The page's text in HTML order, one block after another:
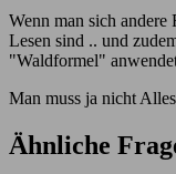
Wenn man sich andere
Lesen sind .. und
"Waldformel"
Man muss ja nicht
Ähnliche